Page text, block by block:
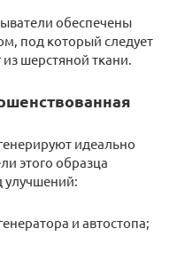
обеспечены
под который следует
шерстяной ткани.
идеально
этого образца
улучшений:
и автостопа;